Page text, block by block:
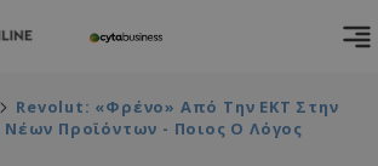
Revolut: «Φρένο» Από Την ΕΚΤ Στην
Προϊόντων - Ποιος Ο Λόγος